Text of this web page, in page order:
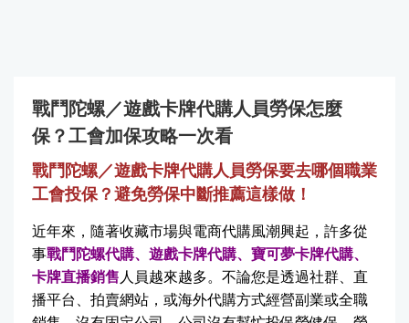
戰鬥陀螺／遊戲卡牌代購人員勞保怎麼
保？工會加保攻略一次看
戰鬥陀螺／遊戲卡牌代購人員勞保要去哪個職業
工會投保？避免勞保中斷推薦這樣做！
近年來，隨著收藏市場與電商代購風潮興起，許多從
事戰鬥陀螺代購、遊戲卡牌代購、寶可夢卡牌代購、
卡牌直播銷售人員越來越多。不論您是透過社群、直
播平台、拍賣網站，或海外代購方式經營副業或全職